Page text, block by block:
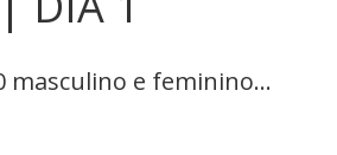
masculino e feminino...